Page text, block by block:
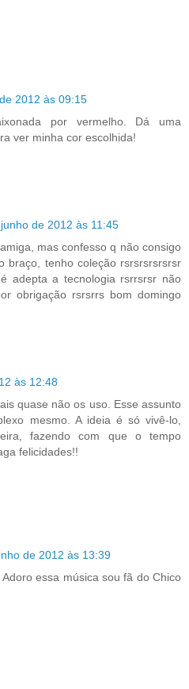
2012 às 09:15
por vermelho. Dá uma
ver minha cor escolhida!
de 2012 às 11:45
mas confesso q não consigo
braço, tenho coleção rsrsrsrsrsrsr
adepta a tecnologia rsrrsrsr não
obrigação rsrsrrs bom domingo
às 12:48
quase não os uso. Esse assunto
mesmo. A ideia é só vivê-lo,
fazendo com que o tempo
felicidades!!
de 2012 às 13:39
essa música sou fã do Chico